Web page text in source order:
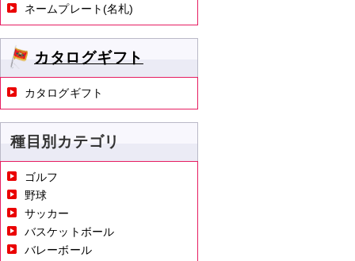
ネームプレート(名札)
カタログギフト
カタログギフト
種目別カテゴリ
ゴルフ
野球
サッカー
バスケットボール
バレーボール